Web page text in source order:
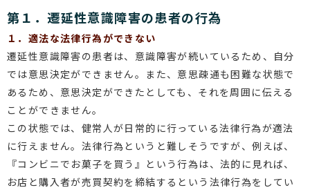
第１．遷延性意識障害の患者の行為
１．適法な法律行為ができない
遷延性意識障害の患者は、意識障害が続いているため、自分
では意思決定ができません。また、意思疎通も困難な状態で
あるため、意思決定ができたとしても、それを周囲に伝える
ことができません。
この状態では、健常人が日常的に行っている法律行為が適法
に行えません。法律行為というと難しそうですが、例えば、
『コンビニでお菓子を買う』という行為は、法的に見れば、
お店と購入者が売買契約を締結するという法律行為をしてい